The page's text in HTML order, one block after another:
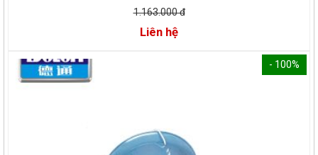
1.163.000 đ
Liên hệ
- 100%